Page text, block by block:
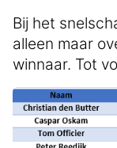
Bij het
alleen maar
winnaar. Tot